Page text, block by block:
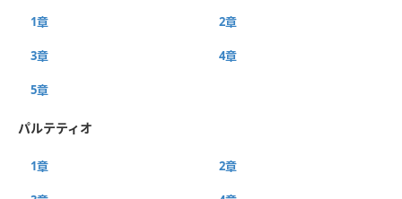
1章 2章
3章 4章
5章
パルテティオ
1章 2章